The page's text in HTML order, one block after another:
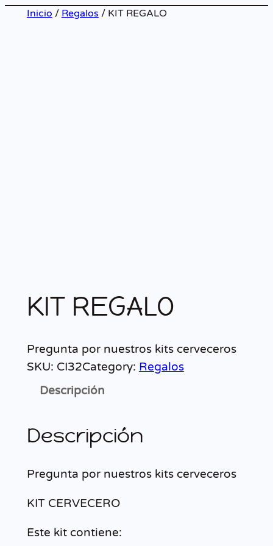
Inicio / Regalos / KIT REGALO
KIT REGALO
Pregunta por nuestros kits cerveceros
SKU: CI32Category: Regalos
Descripción
Descripción
Pregunta por nuestros kits cerveceros
KIT CERVECERO
Este kit contiene: